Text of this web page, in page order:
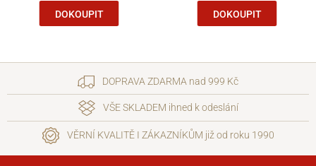
DOKOUPIT DOKOUPIT
DOPRAVA ZDARMA nad 999 Kč
VŠE SKLADEM ihned k odeslání
VĚRNÍ KVALITĚ I ZÁKAZNÍKŮM již od roku 1990